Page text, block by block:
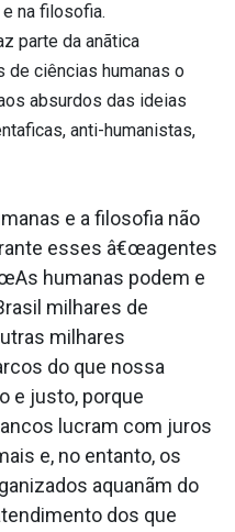
na filosofia.
parte da anãtica
ciências humanas o
absurdos das ideias
anti-humanistas,
e a filosofia não
esses â€œagentes
humanas podem e
milhares de
milhares
do que nossa
e justo, porque
lucram com juros
e, no entanto, os
aquanãm do
dos que